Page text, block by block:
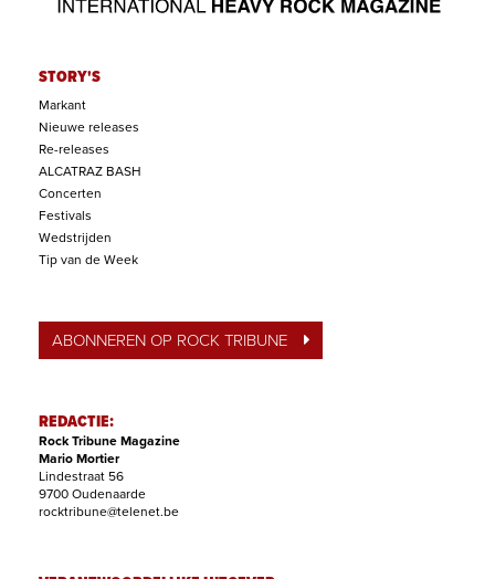
STORY'S
Markant
Nieuwe releases
Re-releases
ALCATRAZ BASH
Concerten
Festivals
Wedstrijden
Tip van de Week
ABONNEREN OP ROCK TRIBUNE
REDACTIE:
Rock Tribune Magazine
Mario Mortier
Lindestraat 56
9700 Oudenaarde
rocktribune@telenet.be